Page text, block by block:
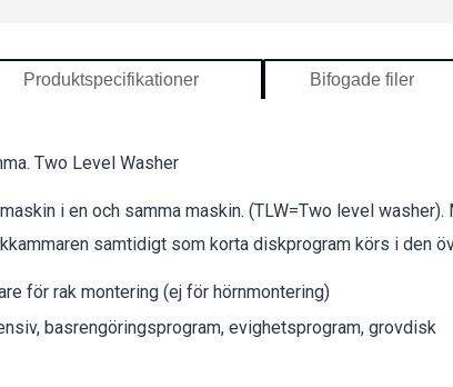
Produktspecifikationer Bifogade filer
Two Level Washer
i en och samma maskin. (TLW=Two level
samtidigt som korta diskprogram körs i den
för rak montering (ej för hörnmontering)
basrengöringsprogram, evighetsprogram, grovdisk